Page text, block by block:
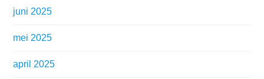
juni 2025
mei 2025
april 2025